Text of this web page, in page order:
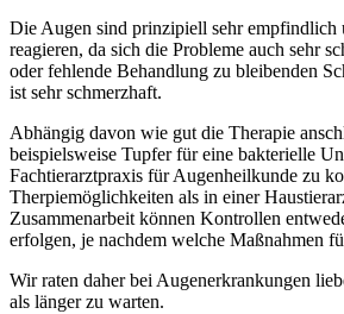
Die Augen sind prinzipiell sehr empfindlich
reagieren, da sich die Probleme auch sehr
oder fehlende Behandlung zu bleibenden
ist sehr schmerzhaft.
Abhängig davon wie gut die Therapie
beispielsweise Tupfer für eine bakterielle
Fachtierarztpraxis für Augenheilkunde zu
Therpiemöglichkeiten als in einer
Zusammenarbeit können Kontrollen
erfolgen, je nachdem welche Maßnahmen
Wir raten daher bei Augenerkrankungen
als länger zu warten.